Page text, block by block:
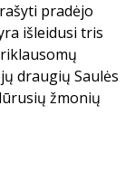
pradėjo
išleidusi tris
draugių Saulės
žmonių